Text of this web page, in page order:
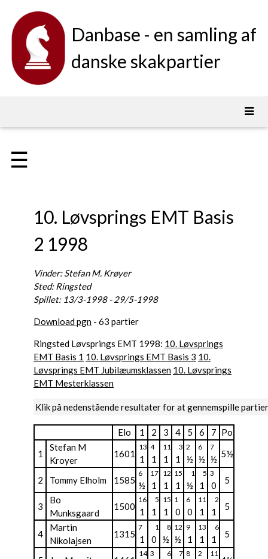
Danbase - en samling af
danske skakpartier
☰
10. Løvsprings EMT Basis
2 1998
Vinder: Stefan M. Krøyer
Sted: Ringsted
Spillet: 13/3-1998 - 29/5-1998
Download pgn - 63 partier
Ringsted Løvsprings EMT 1998: 10. Løvsprings
EMT Basis 1 10. Løvsprings EMT Basis 3 10.
Løvsprings EMT Jubilæumsklassen 10. Løvsprings
EMT Mesterklassen
Klik på nedenstående resultater for at gennemspille partier
Elo 1 2 3 4 5 6 7 Po
1
Stefan M
Kroyer
1601
13
1
4
1
11
1
3
1
2
½
6
½
7
½ 5½
2 Tommy Elholm 1585
6
½
17
1
12
1
15
1
1
½
5
1
3
0 5
3
Bo
Munksgaard
1500
16
1
5
1
15
1
1
0
6
0
11
1
2
1 5
4
Martin
Nikolajsen
1315
7
1
1
0
8
½
12
½
9
1
13
1
6
1 5
14 3 6 7 8 2 11